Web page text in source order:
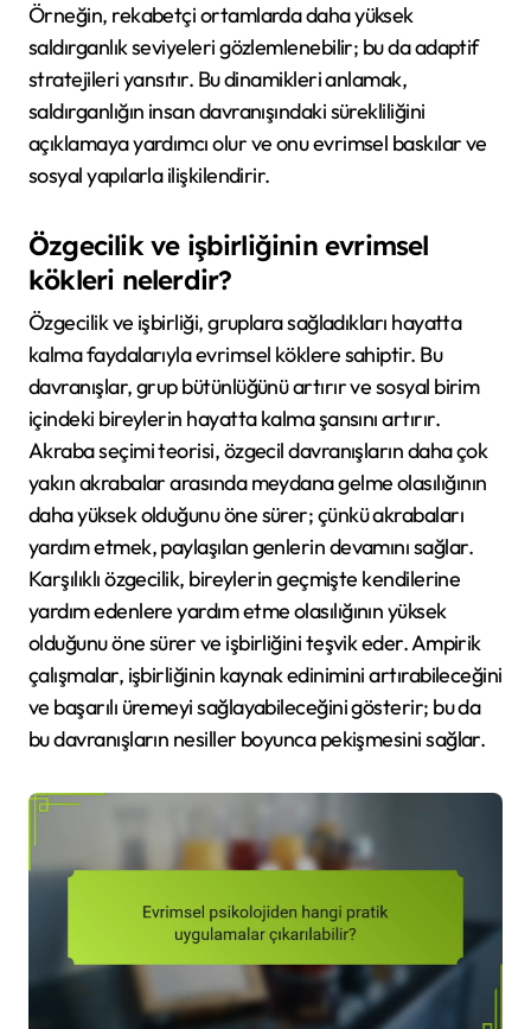
Örneğin, rekabetçi ortamlarda daha yüksek
saldırganlık seviyeleri gözlemlenebilir; bu da adaptif
stratejileri yansıtır. Bu dinamikleri anlamak,
saldırganlığın insan davranışındaki sürekliliğini
açıklamaya yardımcı olur ve onu evrimsel baskılar ve
sosyal yapılarla ilişkilendirir.
Özgecilik ve işbirliğinin evrimsel
kökleri nelerdir?
Özgecilik ve işbirliği, gruplara sağladıkları hayatta
kalma faydalarıyla evrimsel köklere sahiptir. Bu
davranışlar, grup bütünlüğünü artırır ve sosyal birim
içindeki bireylerin hayatta kalma şansını artırır.
Akraba seçimi teorisi, özgecil davranışların daha çok
yakın akrabalar arasında meydana gelme olasılığının
daha yüksek olduğunu öne sürer; çünkü akrabaları
yardım etmek, paylaşılan genlerin devamını sağlar.
Karşılıklı özgecilik, bireylerin geçmişte kendilerine
yardım edenlere yardım etme olasılığının yüksek
olduğunu öne sürer ve işbirliğini teşvik eder. Ampirik
çalışmalar, işbirliğinin kaynak edinimini artırabileceğini
ve başarılı üremeyi sağlayabileceğini gösterir; bu da
bu davranışların nesiller boyunca pekişmesini sağlar.